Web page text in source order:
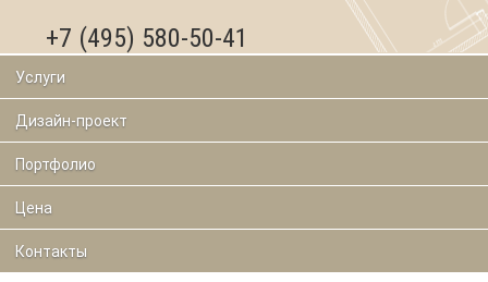
+7 (495) 580-50-41
Услуги
Дизайн-проект
Портфолио
Цена
Контакты